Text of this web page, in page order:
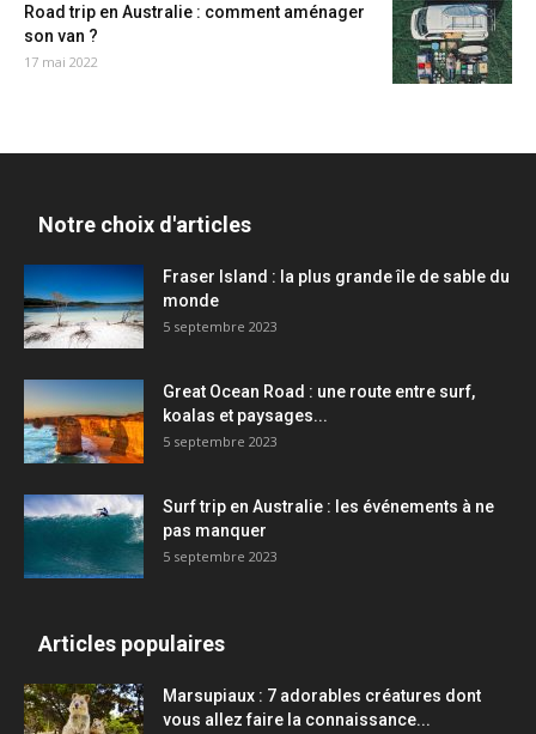
Road trip en Australie : comment aménager
son van ?
17 mai 2022
Notre choix d'articles
Fraser Island : la plus grande île de sable du
monde
5 septembre 2023
Great Ocean Road : une route entre surf,
koalas et paysages...
5 septembre 2023
Surf trip en Australie : les événements à ne
pas manquer
5 septembre 2023
Articles populaires
Marsupiaux : 7 adorables créatures dont
vous allez faire la connaissance...